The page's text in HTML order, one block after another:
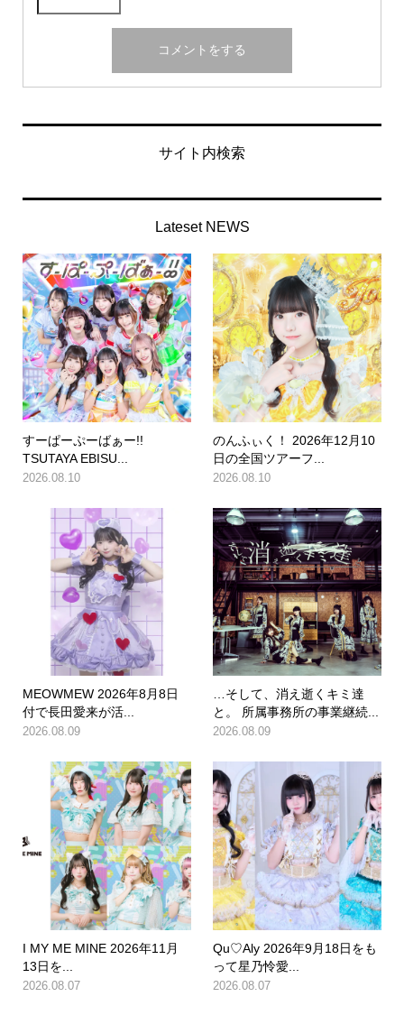
サイト内検索
Lateset NEWS
すーぱーぷーばぁー!!
TSUTAYA EBISU...
2026.08.10
のんふぃく！ 2026年12月10
日の全国ツアーフ...
2026.08.10
MEOWMEW 2026年8月8日
付で長田愛来が活...
2026.08.09
…そして、消え逝くキミ達
と。 所属事務所の事業継続...
2026.08.09
I MY ME MINE 2026年11月
13日を...
2026.08.07
Qu♡Aly 2026年9月18日をも
って星乃怜愛...
2026.08.07